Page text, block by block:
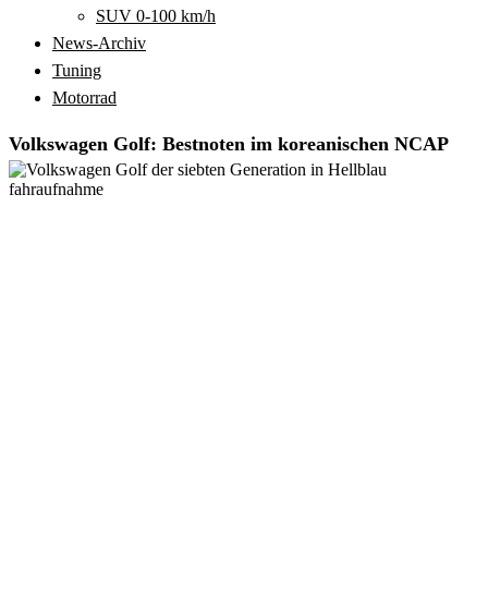
SUV 0-100 km/h
News-Archiv
Tuning
Motorrad
Volkswagen Golf: Bestnoten im koreanischen NCAP